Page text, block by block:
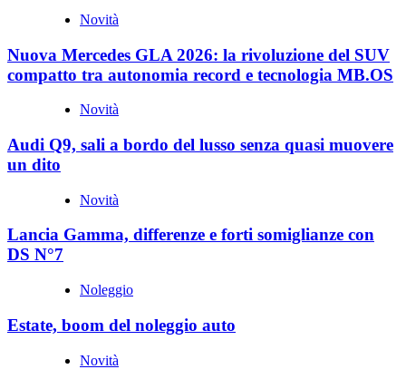
Novità
Nuova Mercedes GLA 2026: la rivoluzione del SUV
compatto tra autonomia record e tecnologia MB.OS
Novità
Audi Q9, sali a bordo del lusso senza quasi muovere
un dito
Novità
Lancia Gamma, differenze e forti somiglianze con
DS N°7
Noleggio
Estate, boom del noleggio auto
Novità